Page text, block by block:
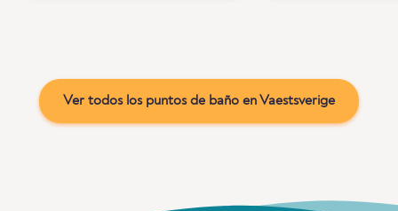
Ver todos los puntos de baño en Vaestsverige